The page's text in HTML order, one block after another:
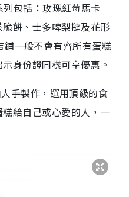
列包括：玫瑰紅莓馬卡
餅、士多啤梨撻及花形
一般不會有齊所有蛋糕
身份證同樣可享優惠。
手製作，選用頂級的食
給自己或心愛的人，一